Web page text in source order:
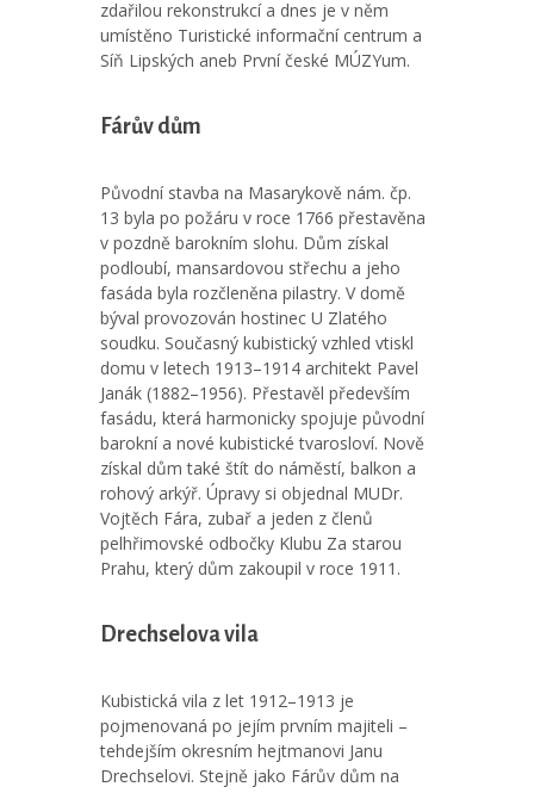
zdařilou rekonstrukcí a dnes je v něm
umístěno Turistické informační centrum a
Síň Lipských aneb První české MÚZYum.
Fárův dům
Původní stavba na Masarykově nám. čp.
13 byla po požáru v roce 1766 přestavěna
v pozdně barokním slohu. Dům získal
podloubí, mansardovou střechu a jeho
fasáda byla rozčleněna pilastry. V domě
býval provozován hostinec U Zlatého
soudku. Současný kubistický vzhled vtiskl
domu v letech 1913–1914 architekt Pavel
Janák (1882–1956). Přestavěl především
fasádu, která harmonicky spojuje původní
barokní a nové kubistické tvarosloví. Nově
získal dům také štít do náměstí, balkon a
rohový arkýř. Úpravy si objednal MUDr.
Vojtěch Fára, zubař a jeden z členů
pelhřimovské odbočky Klubu Za starou
Prahu, který dům zakoupil v roce 1911.
Drechselova vila
Kubistická vila z let 1912–1913 je
pojmenovaná po jejím prvním majiteli –
tehdejším okresním hejtmanovi Janu
Drechselovi. Stejně jako Fárův dům na